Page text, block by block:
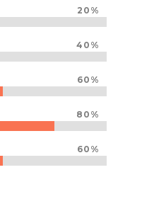
20%
40%
60%
80%
60%